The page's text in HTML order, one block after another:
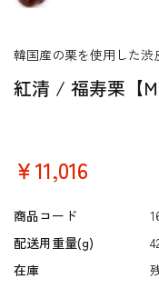
紅清 / 福寿栗【M
韓国産の栗を使用した渋
￥11,016
商品コード
配送用重量(g)
在庫